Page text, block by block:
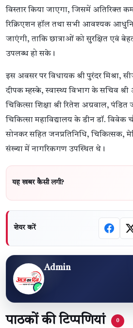
विस्तार किया जाएगा, जिसमें अतिरिक्त
रिक्रिएशन हॉल तथा सभी आवश्यक
जाएंगी, ताकि छात्राओं को सुरक्षित एवं
उपलब्ध हो सके।
इस अवसर पर विधायक श्री पुरंदर मिश्रा,
दीपक म्हस्के, स्वास्थ्य विभाग के सचिव
चिकित्सा शिक्षा श्री रितेश अग्रवाल,
चिकित्सा महाविद्यालय के डीन डॉ. विवेक
सोनकर सहित जनप्रतिनिधि, चिकित्सक,
संख्या में नागरिकगण उपस्थित थे।
यह खबर कैसी लगी?
शेयर करें
Admin
पाठकों की टिप्पणियां 0